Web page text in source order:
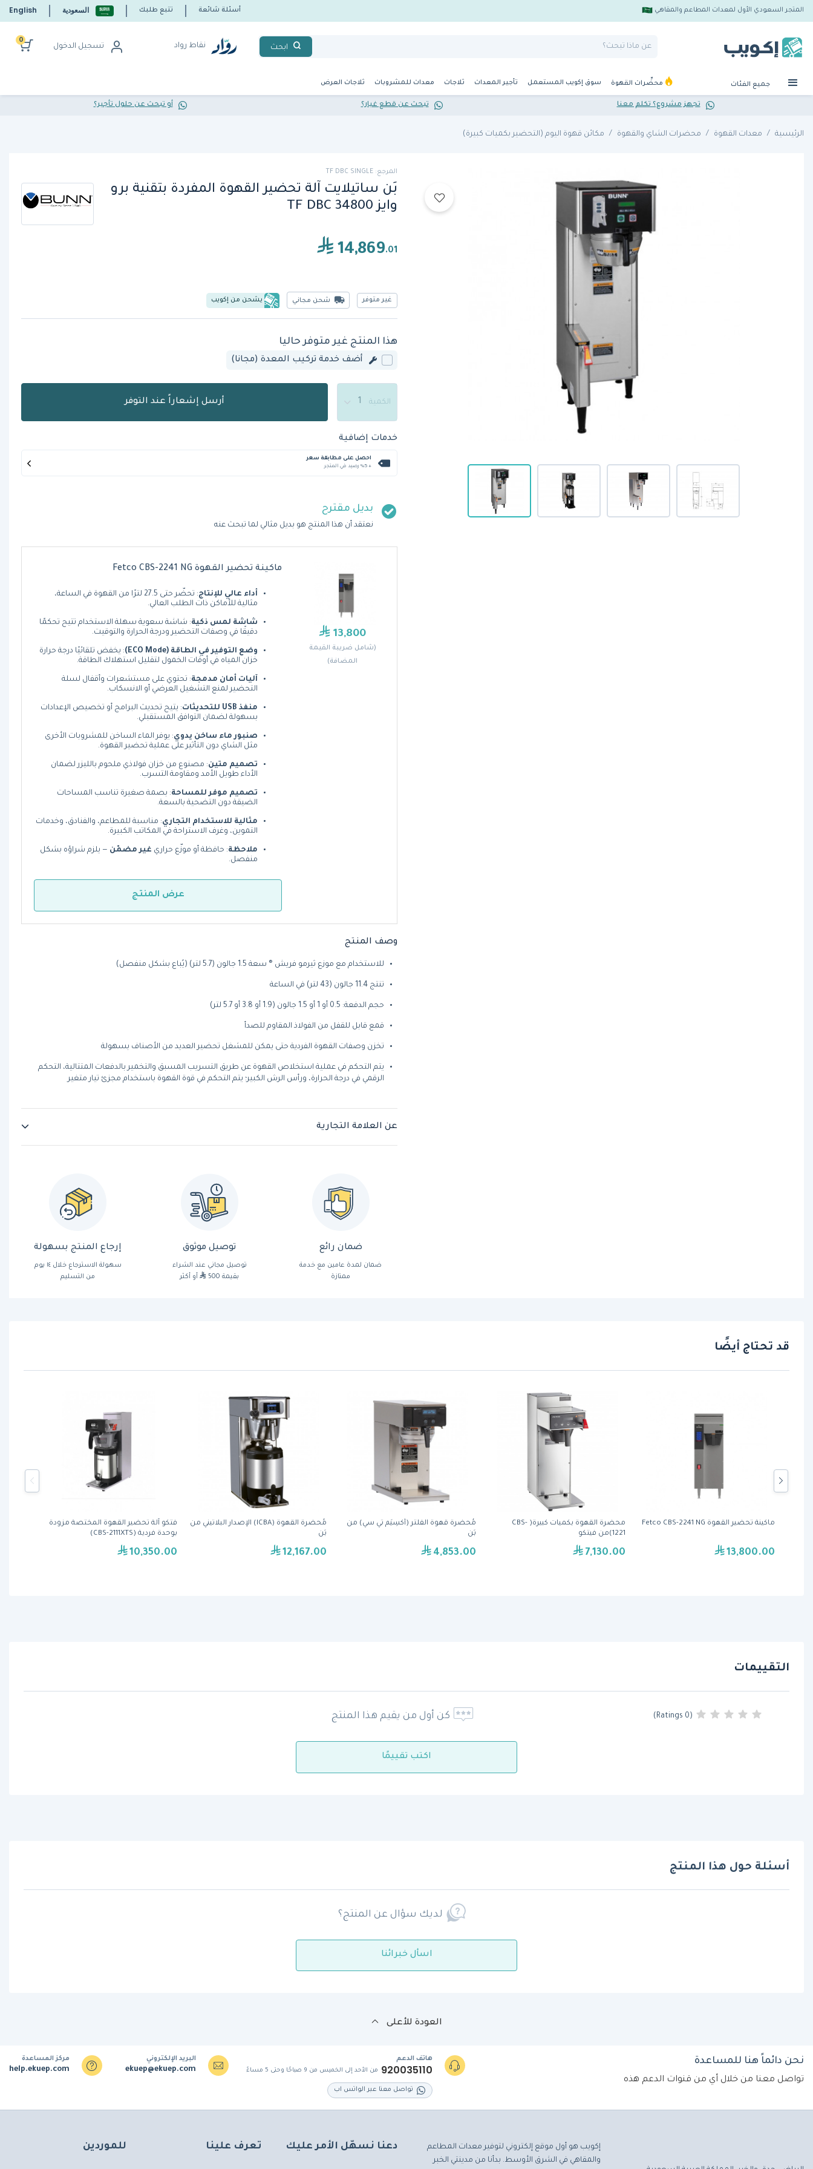
المتجر السعودي الأول لمعدات المطاعم والمقاهي أسئلة شائعة تتبع طلبك السعودية English
ابحث نقاط رواد تسجيل الدخول
0
جميع الفئات محضِّرات القهوة سوق إكويب المستعمل تأجير المعدات ثلاجات معدات للمشروبات ثلاجات العرض
تجهز مشروع؟ تكلم معنا تبحث عن قطع غيار؟ أو تبحث عن حلول تأجير؟
الرئيسية معدات القهوة محضرات الشاي والقهوة مكائن قهوة اليوم (التحضير بكميات كبيرة)
المرجع: TF DBC SINGLE
بَن ساتيلايت آلة تحضير القهوة المفردة بتقنية برو
وايز TF DBC 34800
14,869.01
غير متوفر شحن مجاني يشحن من إكويب
هذا المنتج غير متوفر حاليا
أضف خدمة تركيب المعدة (مجانا)
الكمية أرسل إشعاراً عند التوفر
خدمات إضافية
احصل على مطابقة سعر
+ %5 رصيد في المتجر
بديل مقترح
نعتقد أن هذا المنتج هو بديل مثالي لما تبحث عنه
13,800
(شامل ضريبة القيمة
المضافة)
ماكينة تحضير القهوة Fetco CBS-2241 NG
أداء عالي للإنتاج
: تحضّر حتى 27.5 لترًا من القهوة في الساعة،
مثالية للأماكن ذات الطلب العالي.
شاشة لمس ذكية: شاشة سعوية سهلة الاستخدام تتيح تحكمًا
دقيقًا في وصفات التحضير ودرجة الحرارة والتوقيت.
وضع التوفير في الطاقة (ECO Mode)
: يخفض تلقائيًا درجة حرارة
خزان المياه في أوقات الخمول لتقليل استهلاك الطاقة.
آليات أمان مدمجة: تحتوي على مستشعرات وأقفال لسلة
التحضير لمنع التشغيل العرضي أو الانسكاب.
منفذ USB للتحديثات
: يتيح تحديث البرامج أو تخصيص الإعدادات
بسهولة لضمان التوافق المستقبلي.
صنبور ماء ساخن يدوي: يوفر الماء الساخن للمشروبات الأخرى
مثل الشاي دون التأثير على عملية تحضير القهوة.
تصميم متين: مصنوع من خزان فولاذي ملحوم بالليزر لضمان
الأداء طويل الأمد ومقاومة التسرب.
تصميم موفر للمساحة: بصمة صغيرة تناسب المساحات
الضيقة دون التضحية بالسعة.
مثالية للاستخدام التجاري: مناسبة للمطاعم، والفنادق، وخدمات
التموين، وغرف الاستراحة في المكاتب الكبيرة.
ملاحظة: حافظة أو موزّع حراري غير مضمّن — يلزم شراؤه بشكل
منفصل.
عرض المنتج
وصف المنتج
للاستخدام مع موزع ثيرمو فريش ® سعة 1.5 جالون (5.7 لتر) (يُباع بشكل منفصل)
تنتج 11.4 جالون (43 لتر) في الساعة
حجم الدفعة: 0.5 أو 1 أو 1.5 جالون (1.9 أو 3.8 أو 5.7 لتر)
قمع قابل للقفل من الفولاذ المقاوم للصدأ
تخزن وصفات القهوة الفردية حتى يمكن للمشغل تحضير العديد من الأصناف بسهولة
يتم التحكم في عملية استخلاص القهوة عن طريق التسريب المسبق والتخمير بالدفعات المتتالية، التحكم
الرقمي في درجة الحرارة، ورأس الرش الكبير؛ يتم التحكم في قوة القهوة باستخدام مجزئ تيار متغير
عن العلامة التجارية
ضمان رائع
ضمان لمدة عامين مع خدمة
ممتازة
توصيل موثوق
توصيل مجاني عند الشراء
بقيمة 500
أو أكثر
إرجاع المنتج بسهولة
سهولة الاسترجاع خلال ١٤ يوم
من التسليم
قد تحتاج أيضًا
فتكو آلة تحضير القهوة المختصة مزودة
بوحدة فردية (CBS-2111XTS)
10,350.00
مُحضِّرة القهوة (ICBA) الإصدار البلاتيني من
بَن
12,167.00
مُحضِّرة قهوة الفلتر (أكسِيَم تي سي) من
بَن
4,853.00
محضرة القهوة بكميات كبيرة( CBS-
1221)من فيتكو
7,130.00
ماكينة تحضير القهوة Fetco CBS-2241 NG
13,800.00
التقييمات
(0 Ratings) كن أول من يقيم هذا المنتج
اكتب تقييمًا
أسئلة حول هذا المنتج
لديك سؤال عن المنتج؟
اسأل خبرائنا
العودة للأعلى
نحن دائماً هنا للمساعدة
تواصل معنا من خلال أي من قنوات الدعم هذه
هاتف الدعم
920035110 من الأحد إلى الخميس من 9 صباحًا وحتى 5 مساءً
تواصل معنا عبر الواتس اب
البريد الإلكتروني
ekuep@ekuep.com
مركز المساعدة
help.ekuep.com
إكويب هو أول موقع إلكتروني لتوفير معدات المطاعم
والمقاهي في الشرق الأوسط. بدأنا من مدينتي الخبر
دعنا نسهّل الأمر عليك تعرف علينا للموردين